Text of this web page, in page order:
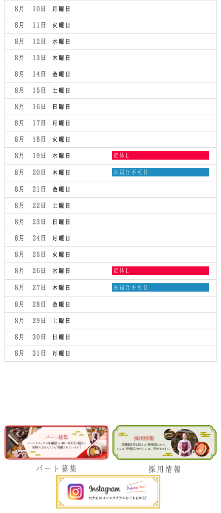
月曜日
8月 10
火曜日
8月 11
水曜日
8月 12
木曜日
8月 13
金曜日
8月 14
土曜日
8月 15
日曜日
8月 16
月曜日
8月 17
火曜日
8月 18
水曜日
8月 19
水
日,
8
2026
定休日
木曜日
8月 20
木
2026
お届け不可日
金曜日
8月 21
土曜日
8月 22
日曜日
8月 23
月曜日
8月 24
火曜日
8月 25
水曜日
8月 26
水
日,
8
2026
定休日
木曜日
8月 27
木
2026
お届け不可日
金曜日
8月 28
土曜日
8月 29
日曜日
8月 30
月曜日
8月 31
パート募集 採用情報